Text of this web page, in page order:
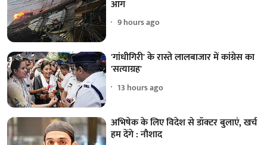
आग
9 hours ago
'गांधीगिरी' के रास्ते लालबाजार में कांग्रेस का
'सत्याग्रह'
13 hours ago
अभिषेक के लिए विदेश से डॉक्टर बुलाएं, खर्च
हम देंगे : नौशाद